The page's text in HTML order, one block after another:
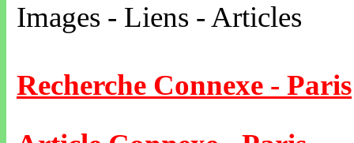
Images - Liens - Articles
Recherche Connexe - Paris